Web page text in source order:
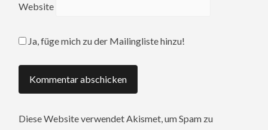
Website
Ja, füge mich zu der Mailingliste hinzu!
Diese Website verwendet Akismet, um Spam zu